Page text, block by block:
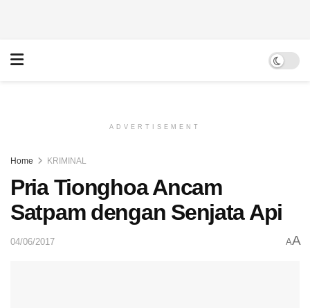
ADVERTISEMENT
Home KRIMINAL
Pria Tionghoa Ancam
Satpam dengan Senjata Api
04/06/2017 AA